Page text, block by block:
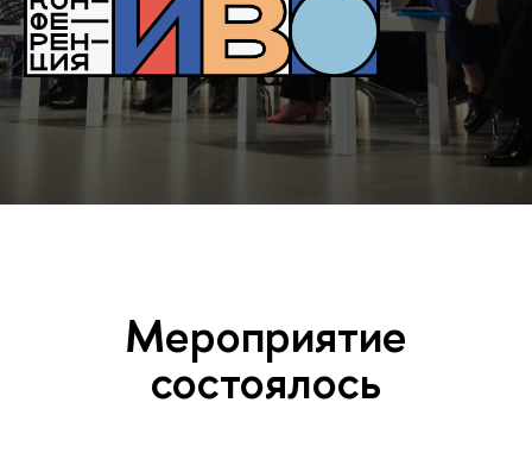
Мероприятие
состоялось